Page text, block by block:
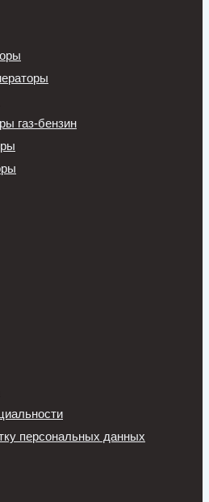
газ-бензин
персональных данных